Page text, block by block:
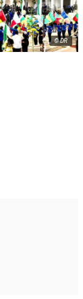
© DR